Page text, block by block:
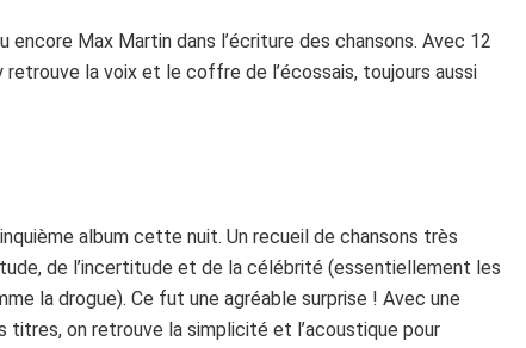
encore Max Martin dans l’écriture des chansons. Avec 12
retrouve la voix et le coffre de l’écossais, toujours aussi
album cette nuit. Un recueil de chansons très
de l’incertitude et de la célébrité (essentiellement les
la drogue). Ce fut une agréable surprise ! Avec une
on retrouve la simplicité et l’acoustique pour